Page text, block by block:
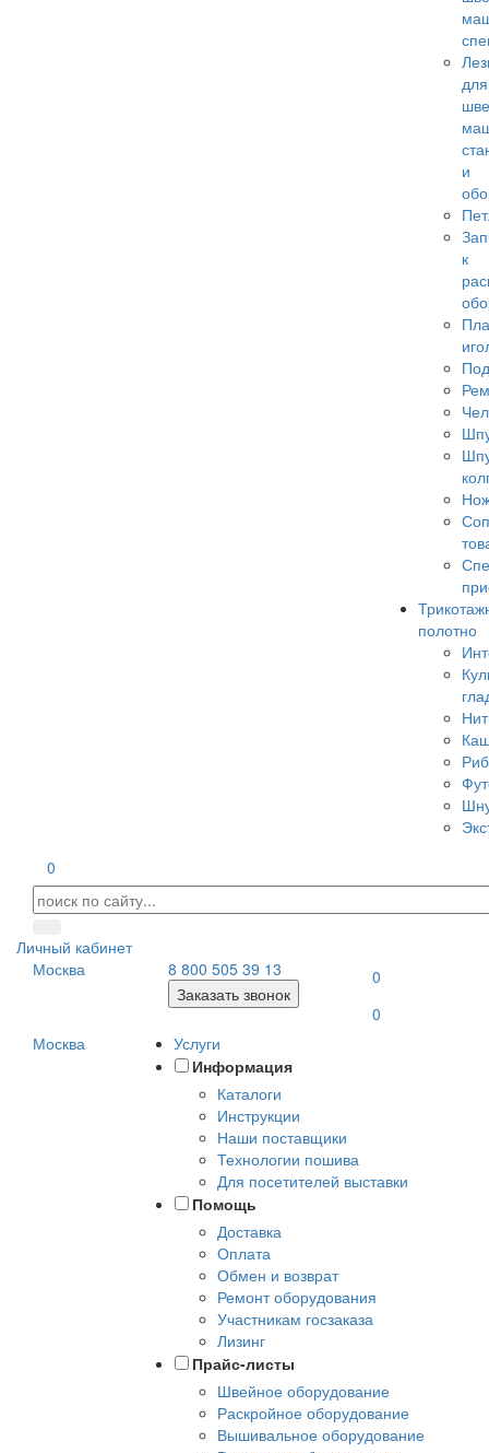
для
и
к
полотно
0
Личный кабинет
Москва
8 800 505 39 13
Заказать звонок
0
0
Москва
Услуги
Информация
Каталоги
Инструкции
Наши поставщики
Технологии пошива
Для посетителей выставки
Помощь
Доставка
Оплата
Обмен и возврат
Ремонт оборудования
Участникам госзаказа
Лизинг
Прайс-листы
Швейное оборудование
Раскройное оборудование
Вышивальное оборудование